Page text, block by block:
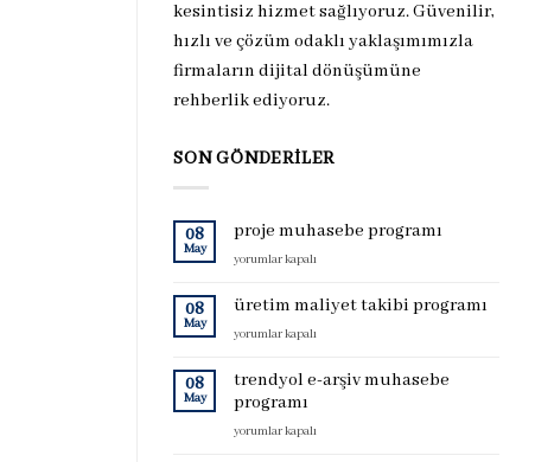
kesintisiz hizmet sağlıyoruz. Güvenilir,
hızlı ve çözüm odaklı yaklaşımımızla
firmaların dijital dönüşümüne
rehberlik ediyoruz.
SON GÖNDERILER
08
May
proje muhasebe programı
proje
programı
yorumlar kapalı
08
May
üretim maliyet takibi programı
üretim
takibi
için
yorumlar kapalı
08
May
trendyol e-arşiv muhasebe
programı
trendyol
yorumlar kapalı